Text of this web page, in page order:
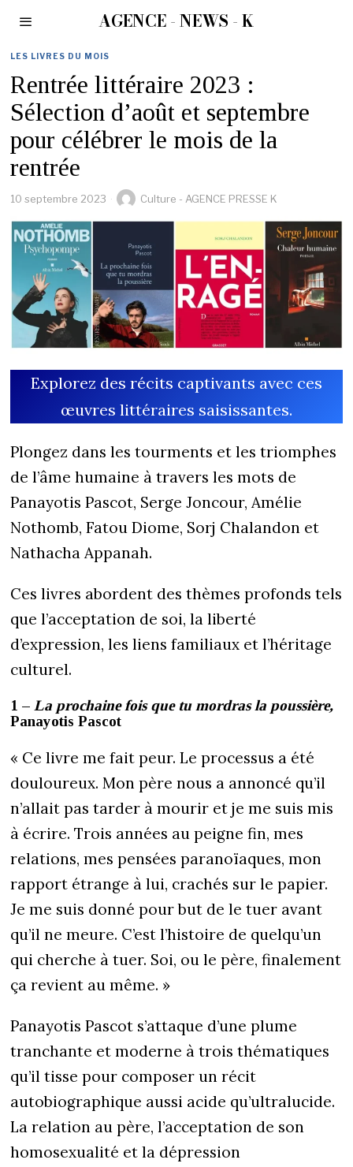
AGENCE - NEWS - K
LES LIVRES DU MOIS
Rentrée littéraire 2023 :
Sélection d’août et septembre
pour célébrer le mois de la
rentrée
10 septembre 2023 Culture - AGENCE PRESSE K
Explorez des récits captivants avec ces
œuvres littéraires saisissantes.
Plongez dans les tourments et les triomphes
de l’âme humaine à travers les mots de
Panayotis Pascot, Serge Joncour, Amélie
Nothomb, Fatou Diome, Sorj Chalandon et
Nathacha Appanah.
Ces livres abordent des thèmes profonds tels
que l’acceptation de soi, la liberté
d’expression, les liens familiaux et l’héritage
culturel.
1 –La prochaine fois que tu mordras la poussière,
Panayotis Pascot
« Ce livre me fait peur. Le processus a été
douloureux. Mon père nous a annoncé qu’il
n’allait pas tarder à mourir et je me suis mis
à écrire. Trois années au peigne fin, mes
relations, mes pensées paranoïaques, mon
rapport étrange à lui, crachés sur le papier.
Je me suis donné pour but de le tuer avant
qu’il ne meure. C’est l’histoire de quelqu’un
qui cherche à tuer. Soi, ou le père, finalement
ça revient au même. »
Panayotis Pascot s’attaque d’une plume
tranchante et moderne à trois thématiques
qu’il tisse pour composer un récit
autobiographique aussi acide qu’ultralucide.
La relation au père, l’acceptation de son
homosexualité et la dépression